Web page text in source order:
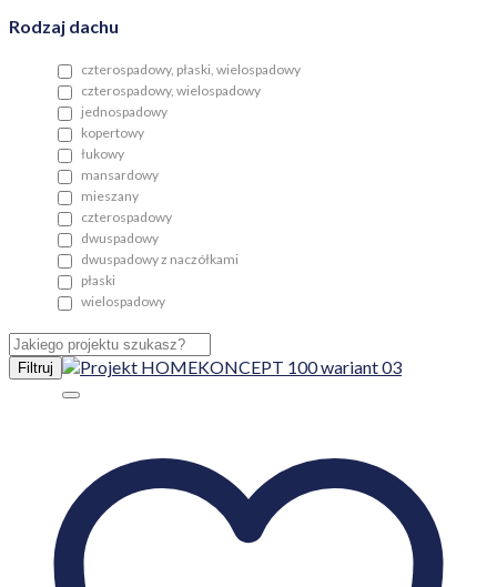
Rodzaj dachu
czterospadowy, płaski, wielospadowy
czterospadowy, wielospadowy
jednospadowy
kopertowy
łukowy
mansardowy
mieszany
czterospadowy
dwuspadowy
dwuspadowy z naczółkami
płaski
wielospadowy
Filtruj